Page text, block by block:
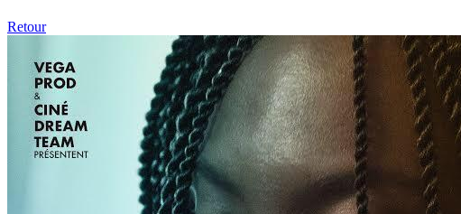
Retour